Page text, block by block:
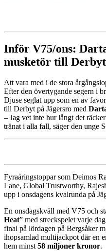
Inför V75/ons:
musketör till Derbyt
Att vara med i de stora
Efter den övertygande segern i
Djuse seglat upp som en av
till Derbyt på Jägersro med
– Jag vet inte hur långt det
tränat i alla fall, säger den unge
Fyraåringstoppar som Deimos
Lane, Global Trustworthy,
upp i onsdagens kvalrunda på
En onsdagskväll med V75 och
Heat” med streckspelet varje
final på lördagen på Bergsåker
ihopsamlad multijackpot där en
hem minst 58 miljoner kronor.